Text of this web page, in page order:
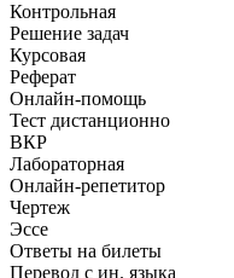
Контрольная
Решение задач
Курсовая
Реферат
Онлайн-помощь
Тест дистанционно
ВКР
Лабораторная
Онлайн-репетитор
Чертеж
Эссе
Ответы на билеты
Перевод с ин. языка